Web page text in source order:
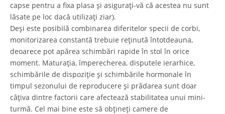
capse pentru a fixa plasa și asigurați-vă că acestea nu sunt
lăsate pe loc dacă utilizați ziar).
Deși este posibilă combinarea diferitelor specii de corbi,
monitorizarea constantă trebuie reținută întotdeauna,
deoarece pot apărea schimbări rapide în stol în orice
moment. Maturația, împerecherea, disputele ierarhice,
schimbările de dispoziție și schimbările hormonale în
timpul sezonului de reproducere și prădarea sunt doar
câțiva dintre factorii care afectează stabilitatea unui mini-
turmă. Cel mai bine este să obțineți camere de